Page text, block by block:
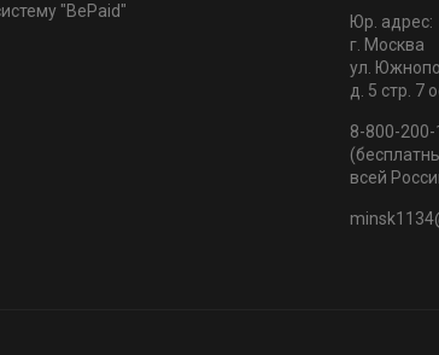
"BePaid"
Юр. адрес:
г. Москва
ул.
д. 5 стр. 7
8-800-
всей